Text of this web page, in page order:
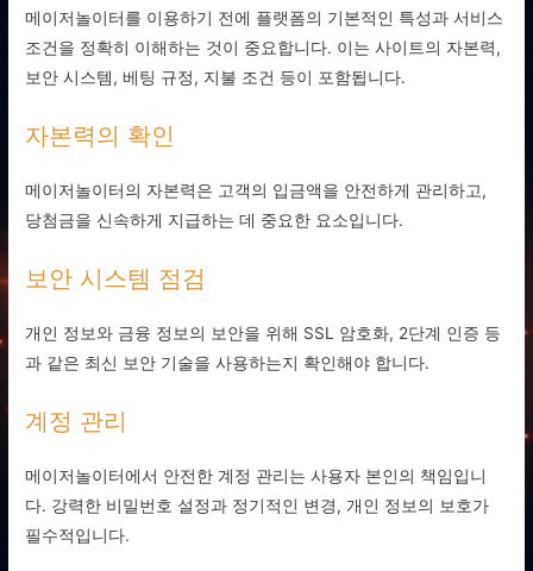
메이저놀이터를 이용하기 전에 플랫폼의 기본적인 특성과 서비스
조건을 정확히 이해하는 것이 중요합니다. 이는 사이트의 자본력,
보안 시스템, 베팅 규정, 지불 조건 등이 포함됩니다.
자본력의 확인
메이저놀이터의 자본력은 고객의 입금액을 안전하게 관리하고,
당첨금을 신속하게 지급하는 데 중요한 요소입니다.
보안 시스템 점검
개인 정보와 금융 정보의 보안을 위해 SSL 암호화, 2단계 인증 등
과 같은 최신 보안 기술을 사용하는지 확인해야 합니다.
계정 관리
메이저놀이터에서 안전한 계정 관리는 사용자 본인의 책임입니
다. 강력한 비밀번호 설정과 정기적인 변경, 개인 정보의 보호가
필수적입니다.